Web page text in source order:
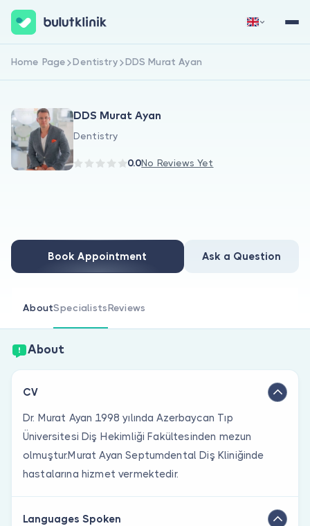
For Doctors
Are you a doctor?
Sign Up Now
Home Page Dentistry DDS Murat Ayan
DDS Murat Ayan
Dentistry
0.0No Reviews Yet
Book Appointment Ask a Question
AboutSpecialistsReviews
About
CV
Dr. Murat Ayan 1998 yılında Azerbaycan Tıp
Üniversitesi Diş Hekimliği Fakültesinden mezun
olmuştur.Murat Ayan Septumdental Diş Kliniğinde
hastalarına hizmet vermektedir.
Languages Spoken